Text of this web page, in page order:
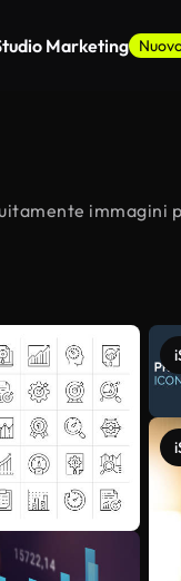
Marketing
immagini